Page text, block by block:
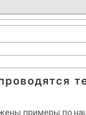
примеры по